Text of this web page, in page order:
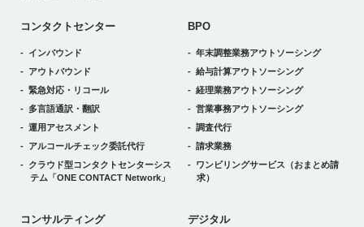
コンタクトセンター
インバウンド
アウトバウンド
緊急対応・リコール
多言語通訳・翻訳
運用アセスメント
アルコールチェック委託代行
クラウド型コンタクトセンターシス
テム 「ONE CONTACT Network」
BPO
年末調整業務アウトソーシング
給与計算アウトソーシング
経理業務アウトソーシング
営業事務アウトソーシング
調査代行
請求業務
ワンビリングサービス （おまとめ請
求）
コンサルティング デジタルトランスフォーメーション
デジタル